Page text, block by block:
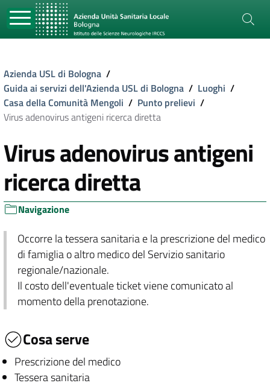
Azienda USL di Bologna /
Guida ai servizi dell'Azienda USL di Bologna / Luoghi /
Casa della Comunità Mengoli / Punto prelievi /
Virus adenovirus antigeni ricerca diretta
Virus adenovirus antigeni
ricerca diretta
Navigazione
Occorre la tessera sanitaria e la prescrizione del medico
di famiglia o altro medico del Servizio sanitario
regionale/nazionale.
Il costo dell'eventuale ticket viene comunicato al
momento della prenotazione.
Cosa serve
Prescrizione del medico
Tessera sanitaria